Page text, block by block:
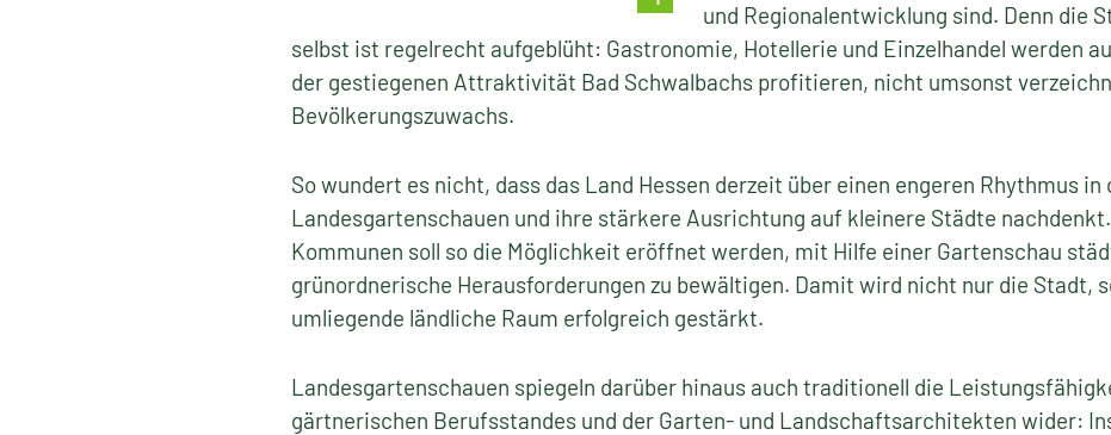
und Regionalentwicklung sind. Denn die
selbst ist regelrecht aufgeblüht: Gastronomie, Hotellerie und Einzelhandel werden
der gestiegenen Attraktivität Bad Schwalbachs profitieren, nicht umsonst
Bevölkerungszuwachs.
So wundert es nicht, dass das Land Hessen derzeit über einen engeren Rhythmus in
Landesgartenschauen und ihre stärkere Ausrichtung auf kleinere Städte
Kommunen soll so die Möglichkeit eröffnet werden, mit Hilfe einer Gartenschau
grünordnerische Herausforderungen zu bewältigen. Damit wird nicht nur die Stadt,
umliegende ländliche Raum erfolgreich gestärkt.
Landesgartenschauen spiegeln darüber hinaus auch traditionell die
gärtnerischen Berufsstandes und der Garten- und Landschaftsarchitekten wider: